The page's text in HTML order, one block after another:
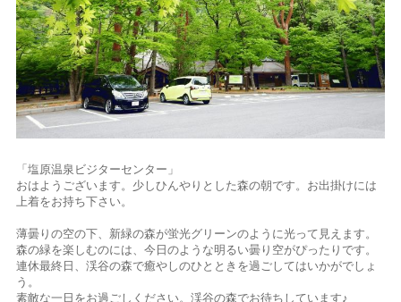
「塩原温泉ビジターセンター」
おはようございます。少しひんやりとした森の朝です。お出掛けには
上着をお持ち下さい。
薄曇りの空の下、新緑の森が蛍光グリーンのように光って見えます。
森の緑を楽しむのには、今日のような明るい曇り空がぴったりです。
連休最終日、渓谷の森で癒やしのひとときを過ごしてはいかがでしょ
う。
素敵な一日をお過ごしください。渓谷の森でお待ちしています♪